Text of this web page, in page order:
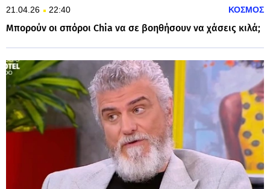
21.04.26 22:40 ΚΟΣΜΟΣ
Μπορούν οι σπόροι Chia να σε βοηθήσουν να χάσεις κιλά;